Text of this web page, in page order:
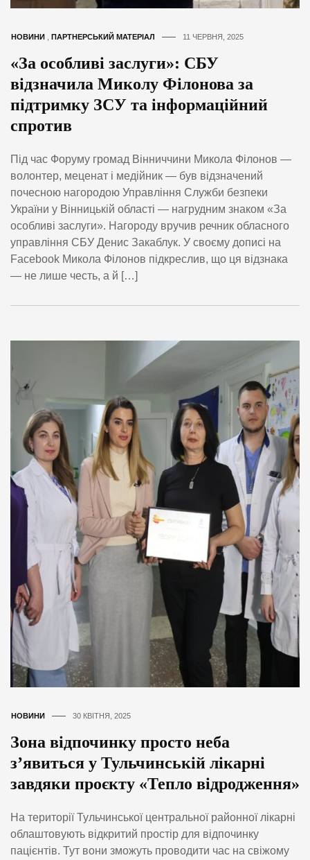
НОВИНИ ПАРТНЕРСЬКИЙ МАТЕРІАЛ 11 ЧЕРВНЯ, 2025
«За особливі заслуги»: СБУ
відзначила Миколу Філонова за
підтримку ЗСУ та інформаційний
спротив
Під час Форуму громад Вінниччини Микола Філонов —
волонтер, меценат і медійник — був відзначений
почесною нагородою Управління Служби безпеки
України у Вінницькій області — нагрудним знаком «За
особливі заслуги». Нагороду вручив речник обласного
управління СБУ Денис Закаблук. У своєму дописі на
Facebook Микола Філонов підкреслив, що ця відзнака
— не лише честь, а й […]
НОВИНИ 30 КВІТНЯ, 2025
Зона відпочинку просто неба
з’явиться у Тульчинській лікарні
завдяки проєкту «Тепло відродження»
На території Тульчинської центральної районної лікарні
облаштовують відкритий простір для відпочинку
пацієнтів. Тут вони зможуть проводити час на свіжому